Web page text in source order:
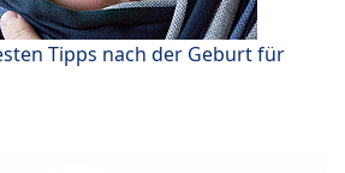
Tipps nach der Geburt für